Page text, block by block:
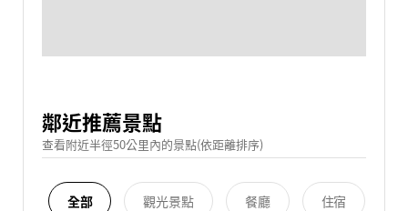
鄰近推薦景點
查看附近半徑50公里內的景點(依距離排序)
全部 觀光景點 餐廳 住宿